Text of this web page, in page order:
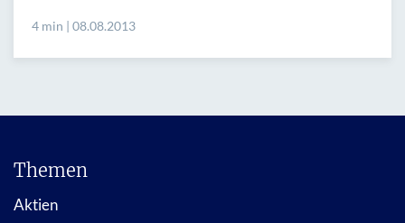
4 min | 08.08.2013
Themen
Aktien